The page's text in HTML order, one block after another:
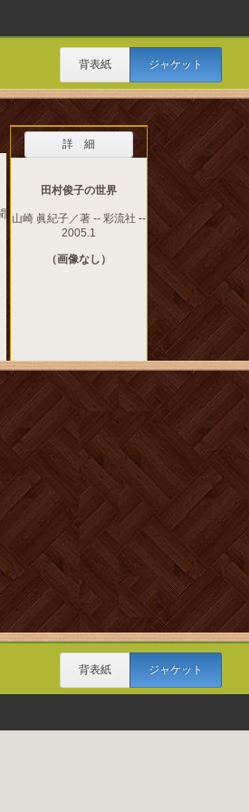
背表紙 ジャケット
詳 細
田村俊子の世界
山崎 眞紀子／著 -- 彩流社 --
2005.1
（画像なし）
背表紙 ジャケット